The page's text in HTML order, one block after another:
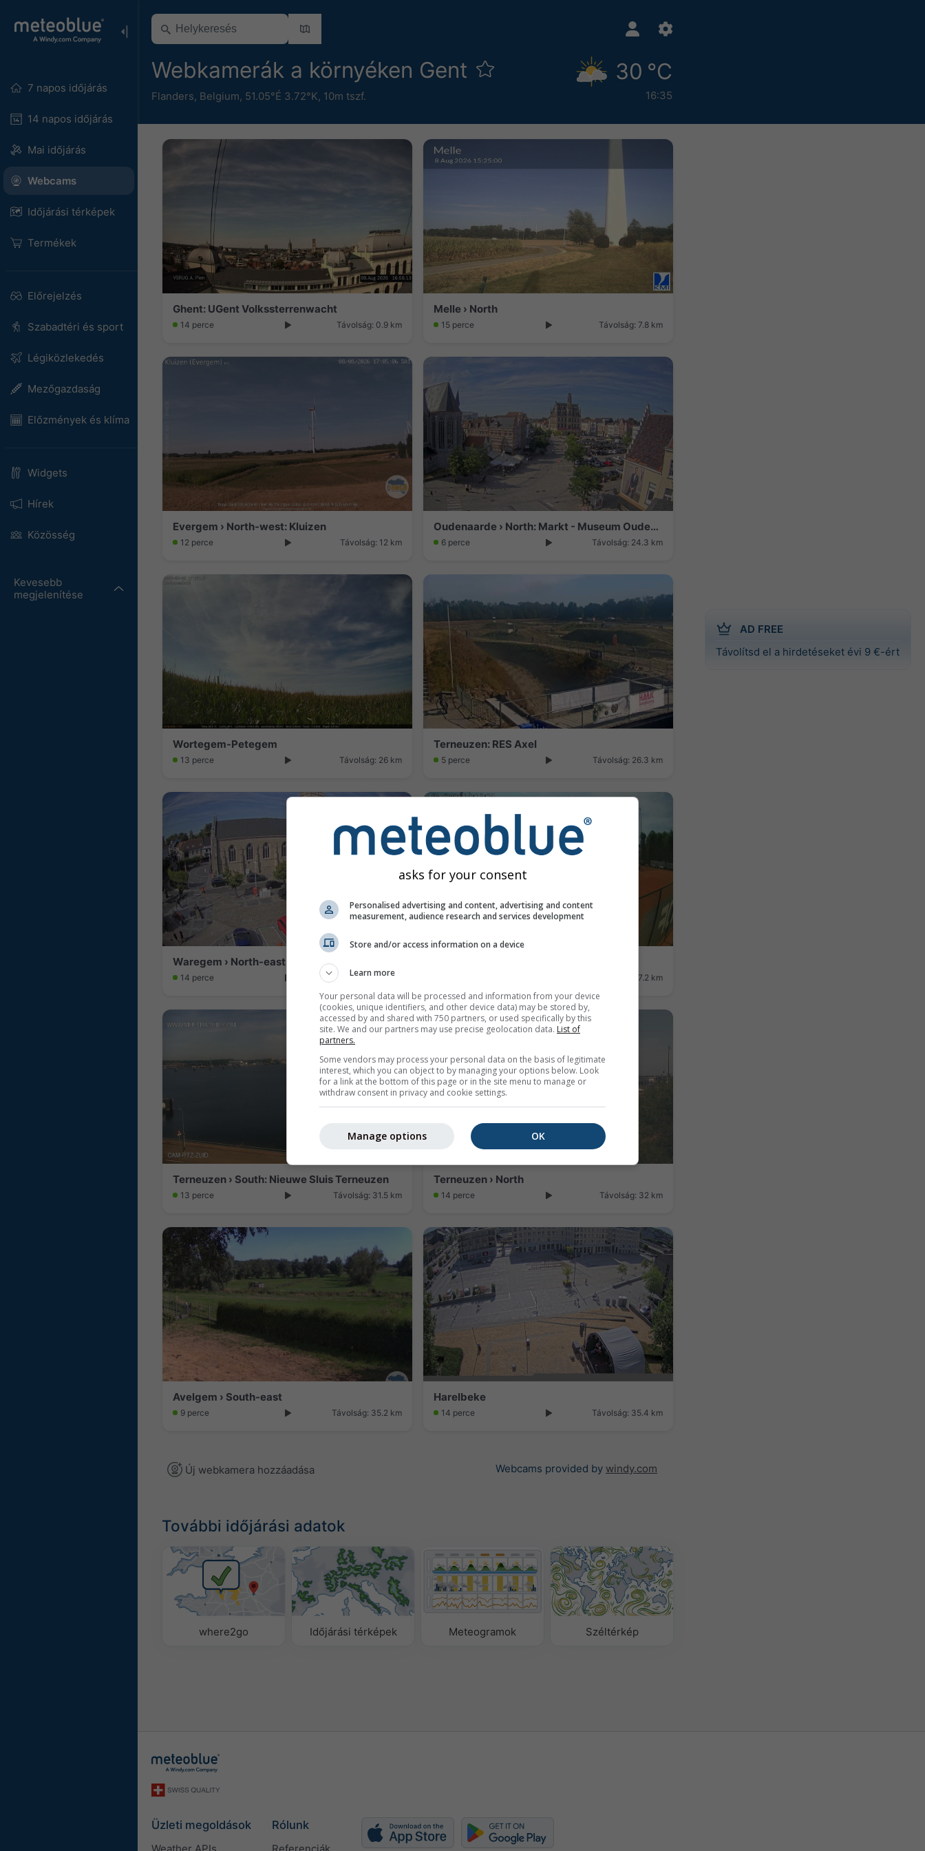
7 napos időjárás
14 napos időjárás
Mai időjárás
Webcams
Időjárási térképek
Termékek
Előrejelzés
Szabadtéri és sport
Légiközlekedés
Mezőgazdaság
Előzmények és klíma
Widgets
Hírek
Közösség
Kevesebb
megjelenítése
Webkamerák a környéken Gent
Flanders, Belgium, 51.05°É 3.72°K, 10m tszf.
30 °C
16:35
AD FREE
Távolítsd el a hirdetéseket évi 9 €-ért
Ghent: UGent Volkssterrenwacht
14 perce Távolság: 0.9 km
Melle › North
15 perce Távolság: 7.8 km
Evergem › North-west: Kluizen
12 perce Távolság: 12 km
Oudenaarde › North: Markt - Museum Oudenaarde and the Flemish Ardennes
6 perce Távolság: 24.3 km
Wortegem-Petegem
13 perce Távolság: 26 km
Terneuzen: RES Axel
5 perce Távolság: 26.3 km
14 perce Távolság: 27 km Távolság: 27.2 km
Terneuzen › South: Nieuwe Sluis Terneuzen
13 perce Távolság: 31.5 km
Terneuzen › North
14 perce Távolság: 32 km
Avelgem › South-east
9 perce Távolság: 35.2 km
Harelbeke
14 perce Távolság: 35.4 km
Új webkamera hozzáadása Webcams provided by windy.com
További időjárási adatok
where2go Időjárási térképek Meteogramok Széltérkép
Üzleti megoldások Rólunk
asks for your consent
Personalised advertising and content, advertising and content
measurement, audience research and services development
Store and/or access information on a device
Learn more
Your personal data will be processed and information from your device
(cookies, unique identifiers, and other device data) may be stored by,
accessed by and shared with 750 partners, or used specifically by this
site. We and our partners may use precise geolocation data. List of
partners.
Some vendors may process your personal data on the basis of legitimate
interest, which you can object to by managing your options below. Look
for a link at the bottom of this page or in the site menu to manage or
withdraw consent in privacy and cookie settings.
OK
Manage options